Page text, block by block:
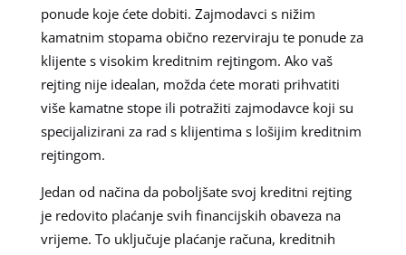
ponude koje ćete dobiti. Zajmodavci s nižim
kamatnim stopama obično rezerviraju te ponude za
klijente s visokim kreditnim rejtingom. Ako vaš
rejting nije idealan, možda ćete morati prihvatiti
više kamatne stope ili potražiti zajmodavce koji su
specijalizirani za rad s klijentima s lošijim kreditnim
rejtingom.
Jedan od načina da poboljšate svoj kreditni rejting
je redovito plaćanje svih financijskih obaveza na
vrijeme. To uključuje plaćanje računa, kreditnih